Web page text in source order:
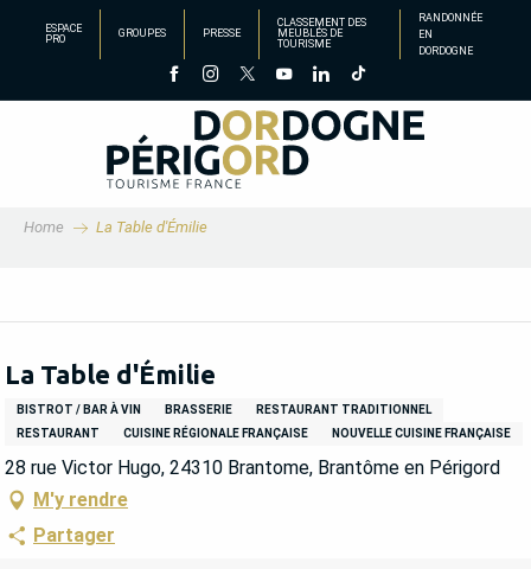
principal
ESPACE
PRO
GROUPES PRESSE
CLASSEMENT DES
MEUBLÉS DE
TOURISME
RANDONNÉE
EN
DORDOGNE
Home La Table d'Émilie
La Table d'Émilie
BISTROT / BAR À VIN BRASSERIE
RESTAURANT TRADITIONNEL
RESTAURANT
CUISINE RÉGIONALE FRANÇAISE NOUVELLE CUISINE FRANÇAISE
28 rue Victor Hugo, 24310 Brantome, Brantôme en Périgord
M'y rendre
Partager